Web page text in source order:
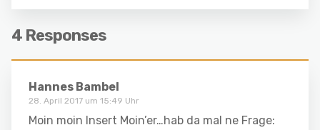
4 Responses
Hannes Bambel
28. April 2017 um 15:49 Uhr
Moin moin Insert Moin’er…hab da mal ne Frage: